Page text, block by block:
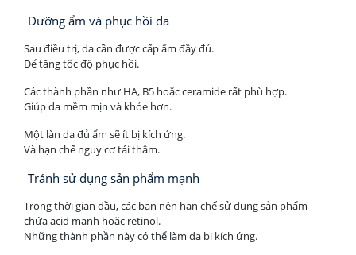
Dưỡng ẩm và phục hồi da
Sau điều trị, da cần được cấp ẩm đầy đủ.
Để tăng tốc độ phục hồi.
Các thành phần như HA, B5 hoặc ceramide rất phù hợp.
Giúp da mềm mịn và khỏe hơn.
Một làn da đủ ẩm sẽ ít bị kích ứng.
Và hạn chế nguy cơ tái thâm.
Tránh sử dụng sản phẩm mạnh
Trong thời gian đầu, các bạn nên hạn chế sử dụng sản phẩm
chứa acid mạnh hoặc retinol.
Những thành phần này có thể làm da bị kích ứng.